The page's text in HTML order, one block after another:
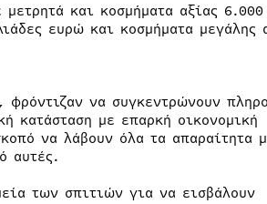
και κοσμήματα αξίας
ευρώ και κοσμήματα μεγάλης
να συγκεντρώνουν
κατάσταση με επαρκή οικονομική
να λάβουν όλα τα απαραίτητα
αυτές.
των σπιτιών για να εισβάλουν